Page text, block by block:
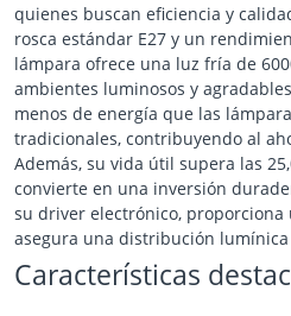
quienes buscan eficiencia y
rosca estándar E27 y un
lámpara ofrece una luz fría de
ambientes luminosos y
menos de energía que las
tradicionales, contribuyendo al
Además, su vida útil supera las
convierte en una inversión
su driver electrónico,
asegura una distribución
Características